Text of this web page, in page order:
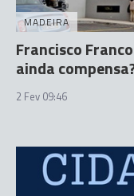
MADEIRA
Francisco
ainda
2 Fev 09:46